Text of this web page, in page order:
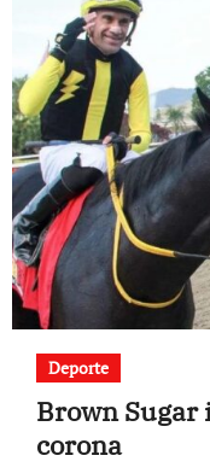
Deporte
Brown Sugar
corona